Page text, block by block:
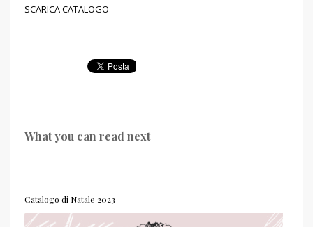
SCARICA CATALOGO
What you can read next
Catalogo di Natale 2023